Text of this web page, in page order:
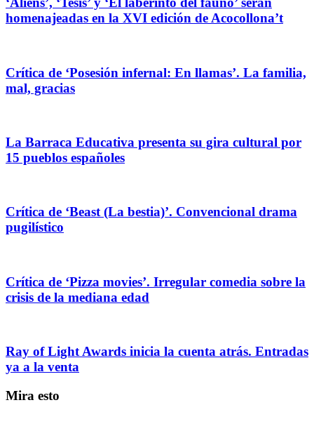
homenajeadas en la XVI edición de Acocollona’t
Crítica de ‘Posesión infernal: En llamas’. La familia,
mal, gracias
La Barraca Educativa presenta su gira cultural por
15 pueblos españoles
Crítica de ‘Beast (La bestia)’. Convencional drama
pugilístico
Crítica de ‘Pizza movies’. Irregular comedia sobre la
crisis de la mediana edad
Ray of Light Awards inicia la cuenta atrás. Entradas
ya a la venta
Mira esto